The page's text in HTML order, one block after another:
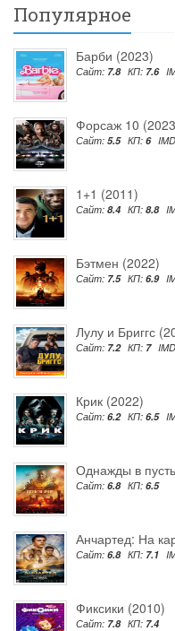
Популярное
Барби (2023)
Сайт: 7.8 КП: 7.6
Форсаж 10
Сайт: 5.5 КП: 6
1+1 (2011)
Сайт: 8.4 КП: 8.8
Бэтмен (2022)
Сайт: 7.5 КП: 6.9
Лулу и Бриггс
Сайт: 7.2 КП: 7
Крик (2022)
Сайт: 6.2 КП: 6.5
Однажды в
Сайт: 6.8 КП: 6.5
Анчартед: На
Сайт: 6.8 КП: 7.1
Фиксики (2010)
Сайт: 7.8 КП: 7.4